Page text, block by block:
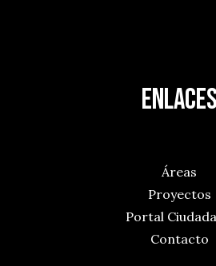
ENLACES
Áreas
Proyectos
Portal
Contacto